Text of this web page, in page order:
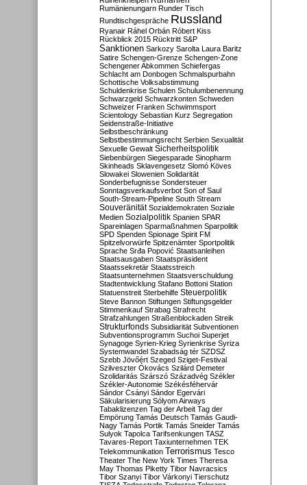
Rumänienungarn Runder Tisch
Rundtischgespräche Russland
Ryanair Ráhel Orbán Róbert Kiss
Rückblick 2015 Rücktritt S&P
Sanktionen Sarkozy Sarolta Laura Baritz
Satire Schengen-Grenze Schengen-Zone
Schengener Abkommen Schiefergas
Schlacht am Donbogen Schmalspurbahn
Schottische Volksabstimmung
Schuldenkrise Schulen Schulumbenennung
Schwarzgeld Schwarzkonten Schweden
Schweizer Franken Schwimmsport
Scientology Sebastian Kurz Segregation
Seidenstraße-Initiative
Selbstbeschränkung
Selbstbestimmungsrecht Serbien Sexualität
Sexuelle Gewalt Sicherheitspolitik
Siebenbürgen Siegesparade Sinopharm
Skinheads Sklavengesetz Slomó Köves
Slowakei Slowenien Solidarität
Sonderbefugnisse Sondersteuer
Sonntagsverkaufsverbot Son of Saul
South-Stream-Pipeline South Stream
Souveränität Sozialdemokraten Soziale
Medien Sozialpolitik Spanien SPAR
Spareinlagen Sparmaßnahmen Sparpolitik
SPD Spenden Spionage Spirit FM
Spitzelvorwürfe Spitzenämter Sportpolitik
Sprache Srđa Popović Staatsanleihen
Staatsausgaben Staatspräsident
Staatssekretär Staatsstreich
Staatsunternehmen Staatsverschuldung
Stadtentwicklung Stafano Bottoni Station
Statuenstreit Sterbehilfe Steuerpolitik
Steve Bannon Stiftungen Stiftungsgelder
Stimmenkauf Strabag Strafrecht
Strafzahlungen Straßenblockaden Streik
Strukturfonds Subsidiarität Subventionen
Subventionsprogramm Suchoi Superjet
Synagoge Syrien-Krieg Syrienkrise Syriza
Systemwandel Szabadság tér SZDSZ
Szebb Jövőért Szeged Sziget-Festival
Szilveszter Ókovács Szilárd Demeter
Szolidaritás Szárszó Századvég Székler
Székler-Autonomie Székésféhervár
Sándor Csányi Sándor Egervári
Säkularisierung Sólyom Airways
Tabaklizenzen Tag der Arbeit Tag der
Empörung Tamás Deutsch Tamás Gaudi-
Nagy Tamás Portik Tamás Sneider Tamás
Sulyok Tapolca Tarifsenkungen TASZ
Tavares-Report Taxiunternehmen TEK
Telekommunikation Terrorismus Tesco
Theater The New York Times Theresa
May Thomas Piketty Tibor Navracsics
Tibor Szanyi Tibor Várkonyi Tierschutz